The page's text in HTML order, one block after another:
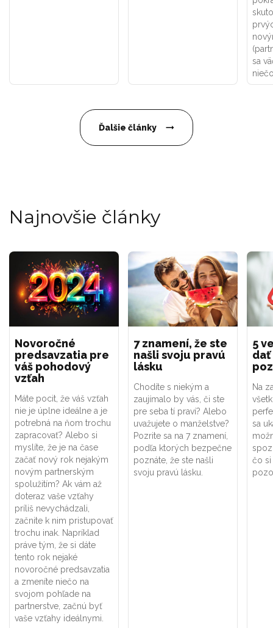
sa
Ďalšie články
Najnovšie články
Novoročné
predsavzatia pre
váš pohodový
vzťah
Máte pocit, že váš vzťah
nie je úplne ideálne a je
potrebná na ňom trochu
zapracovať? Alebo si
myslíte, že je na čase
začať nový rok nejakým
novým partnerským
spolužitím? Ak vám až
doteraz vaše vzťahy
príliš nevychádzali,
začnite k nim pristupovať
trochu inak. Napríklad
práve tým, že si dáte
tento rok nejaké
novoročné predsavzatia
a zmeníte niečo na
svojom pohľade na
partnerstve, začnú byť
vaše vzťahy ideálnymi.
7 znamení, že ste
našli svoju pravú
lásku
Chodíte s niekým a
zaujímalo by vás, či ste
pre seba tí praví? Alebo
uvažujete o manželstve?
Pozrite sa na 7 znamení,
podľa ktorých bezpečne
poznáte, že ste našli
svoju pravú lásku.
5
dať
Na
sa
čo si